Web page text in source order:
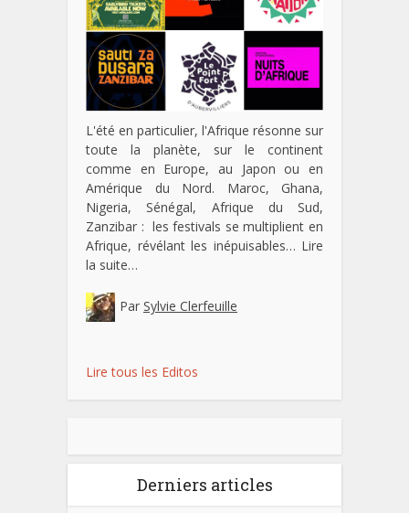
L'été en particulier, l'Afrique résonne sur
toute la planète, sur le continent
comme en Europe, au Japon ou en
Amérique du Nord. Maroc, Ghana,
Nigeria, Sénégal, Afrique du Sud,
Zanzibar : les festivals se multiplient en
Afrique, révélant les inépuisables… Lire
la suite…
Par Sylvie Clerfeuille
Lire tous les Editos
Derniers articles